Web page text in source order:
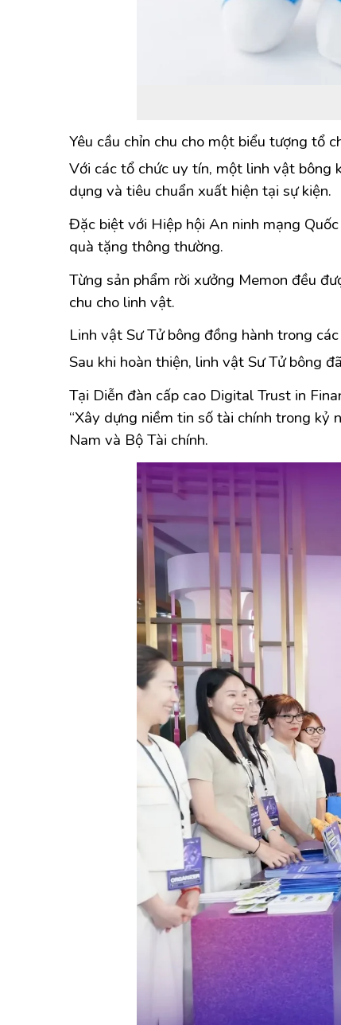
Yêu cầu chỉn chu cho một biểu tượng tổ
Với các tổ chức uy tín, một linh vật bông
dụng và tiêu chuẩn xuất hiện tại sự kiện.
Đặc biệt với Hiệp hội An ninh mạng
quà tặng thông thường.
Từng sản phẩm rời xưởng Memon đều
chu cho linh vật.
Linh vật Sư Tử bông đồng hành trong
Sau khi hoàn thiện, linh vật Sư Tử bông
Tại Diễn đàn cấp cao Digital Trust in
“Xây dựng niềm tin số tài chính trong kỷ
Nam và Bộ Tài chính.